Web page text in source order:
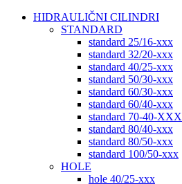
HIDRAULIČNI CILINDRI
STANDARD
standard 25/16-xxx
standard 32/20-xxx
standard 40/25-xxx
standard 50/30-xxx
standard 60/30-xxx
standard 60/40-xxx
standard 70-40-XXX
standard 80/40-xxx
standard 80/50-xxx
standard 100/50-xxx
HOLE
hole 40/25-xxx